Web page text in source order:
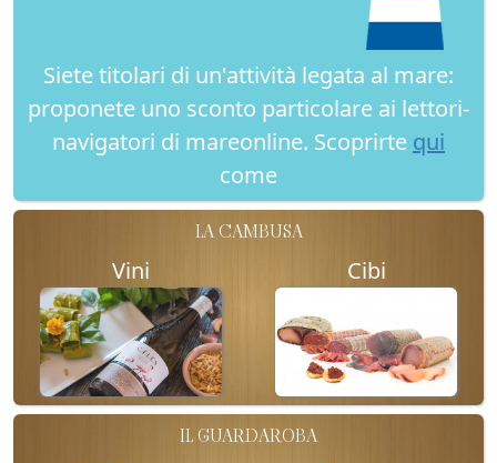
Siete titolari di un'attività legata al mare:
proponete uno sconto particolare ai lettori-
navigatori di mareonline. Scoprirte qui
come
LA CAMBUSA
Vini Cibi
IL GUARDAROBA